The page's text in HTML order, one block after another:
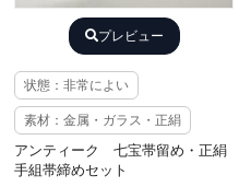
プレビュー
状態：非常によい
素材：金属・ガラス・正絹
アンティーク 七宝帯留め・正絹
手組帯締めセット